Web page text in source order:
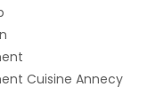
Cuisine Annecy